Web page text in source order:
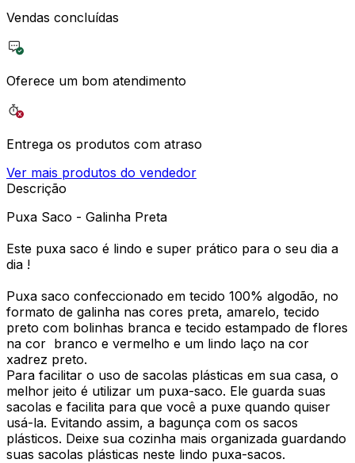
Vendas concluídas
Oferece um bom atendimento
Entrega os produtos com atraso
Ver mais produtos do vendedor
Descrição
Puxa Saco - Galinha Preta
Este puxa saco é lindo e super prático para o seu dia a
dia !
Puxa saco confeccionado em tecido 100% algodão, no
formato de galinha nas cores preta, amarelo, tecido
preto com bolinhas branca e tecido estampado de flores
na cor branco e vermelho e um lindo laço na cor
xadrez preto.
Para facilitar o uso de sacolas plásticas em sua casa, o
melhor jeito é utilizar um puxa-saco. Ele guarda suas
sacolas e facilita para que você a puxe quando quiser
usá-la. Evitando assim, a bagunça com os sacos
plásticos. Deixe sua cozinha mais organizada guardando
suas sacolas plásticas neste lindo puxa-sacos.